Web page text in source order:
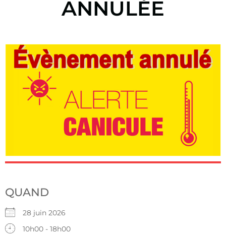
ANNULÉE
QUAND
28 juin 2026
10h00 - 18h00